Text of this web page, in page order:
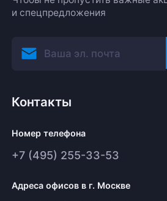
и спецпредложения
Контакты
Номер телефона
+7 (495) 255-33-53
Адреса офисов в г. Москве